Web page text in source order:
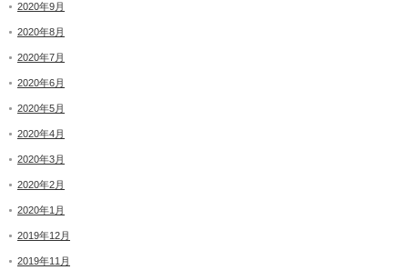
2020年9月
2020年8月
2020年7月
2020年6月
2020年5月
2020年4月
2020年3月
2020年2月
2020年1月
2019年12月
2019年11月